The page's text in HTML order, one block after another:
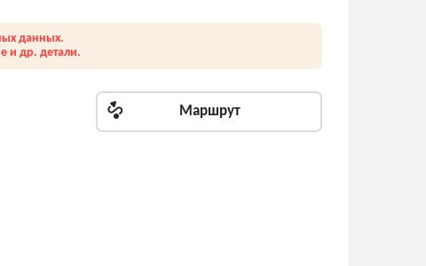
данных.
и др. детали.
Маршрут